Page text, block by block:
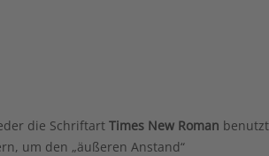
die Schriftart Times New Roman
um den „äußeren Anstand“